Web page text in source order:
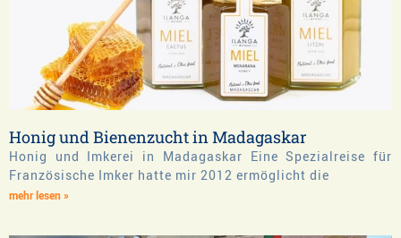
Honig und Bienenzucht in Madagaskar
Honig und Imkerei in Madagaskar Eine Spezialreise für
Französische Imker hatte mir 2012 ermöglicht die
mehr lesen »